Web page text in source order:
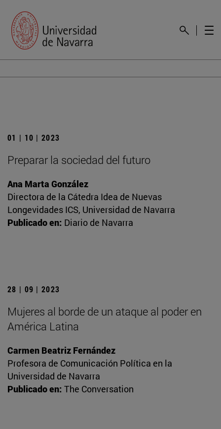
01 | 10 | 2023
Preparar la sociedad del futuro
Ana Marta González
Directora de la Cátedra Idea de Nuevas
Longevidades ICS, Universidad de Navarra
Publicado en: Diario de Navarra
28 | 09 | 2023
Mujeres al borde de un ataque al poder en
América Latina
Carmen Beatriz Fernández
Profesora de Comunicación Política en la
Universidad de Navarra
Publicado en: The Conversation